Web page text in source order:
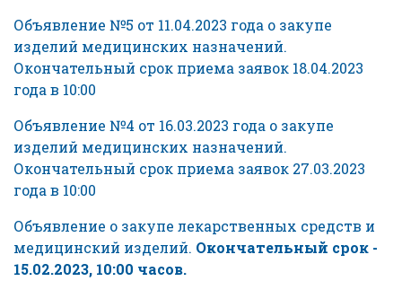
Объявление №5 от 11.04.2023 года о закупе
изделий медицинских назначений.
Окончательный срок приема заявок 18.04.2023
года в 10:00
Объявление №4 от 16.03.2023 года о закупе
изделий медицинских назначений.
Окончательный срок приема заявок 27.03.2023
года в 10:00
Объявление о закупе лекарственных средств и
медицинский изделий. Окончательный срок -
15.02.2023, 10:00 часов.